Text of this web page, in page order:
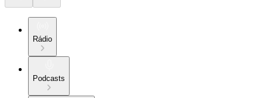
Rádio
Podcasts